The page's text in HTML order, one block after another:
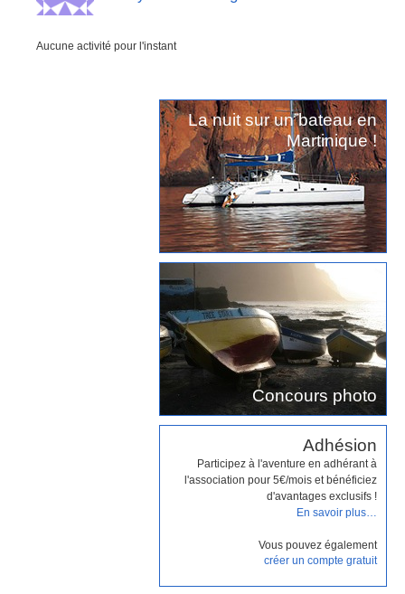
Aucune activité pour l'instant
La nuit sur un bateau en
Martinique !
Concours photo
Adhésion
Participez à l'aventure en adhérant à
l'association pour 5€/mois et bénéficiez
d'avantages exclusifs !
En savoir plus…
Vous pouvez également
créer un compte gratuit